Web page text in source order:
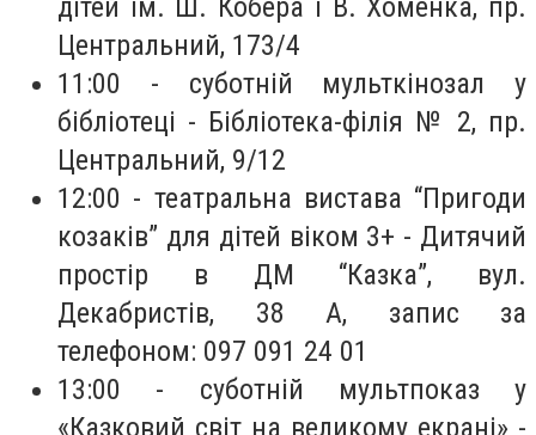
дітей ім. Ш. Кобера і В. Хоменка, пр.
Центральний, 173/4
11:00 - суботній мульткінозал у
бібліотеці - Бібліотека-філія № 2, пр.
Центральний, 9/12
12:00 - театральна вистава “Пригоди
козаків” для дітей віком 3+ - Дитячий
простір в ДМ “Казка”, вул.
Декабристів, 38 А, запис за
телефоном: 097 091 24 01
13:00 - суботній мультпоказ у
«Казковий світ на великому екрані» -